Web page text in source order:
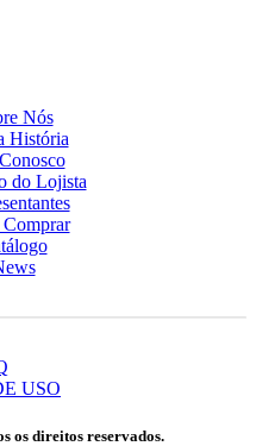
Nós
História
do Lojista
USO
os direitos reservados.